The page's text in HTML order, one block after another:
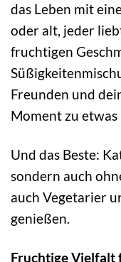
das Leben mit
oder alt, jeder
fruchtigen
Freunden und
Moment zu etwas
Und das Beste:
sondern auch
auch Vegetarier
genießen.
Fruchtige Vielfalt